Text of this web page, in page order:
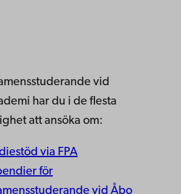
vid
har du i de flesta
att ansöka om:
via FPA
för
vid Åbo